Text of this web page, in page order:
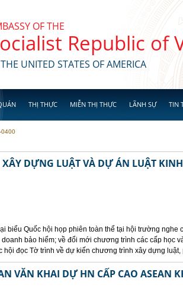
OF THE
Republic of
UNITED STATES OF AMERICA
THỊ THỰC MIỄN THỊ THỰC LÃNH SỰ TIN
0400
DỰNG LUẬT VÀ DỰ ÁN LUẬT
biểu Quốc hội họp phiên toàn thể tại hội trường nghe
bảo hiểm; về đổi mới chương trình các cấp học
hội đọc Tờ trình về dự kiến chương trình xây dựng
VĂN KHAI DỰ HN CẤP CAO ASEAN